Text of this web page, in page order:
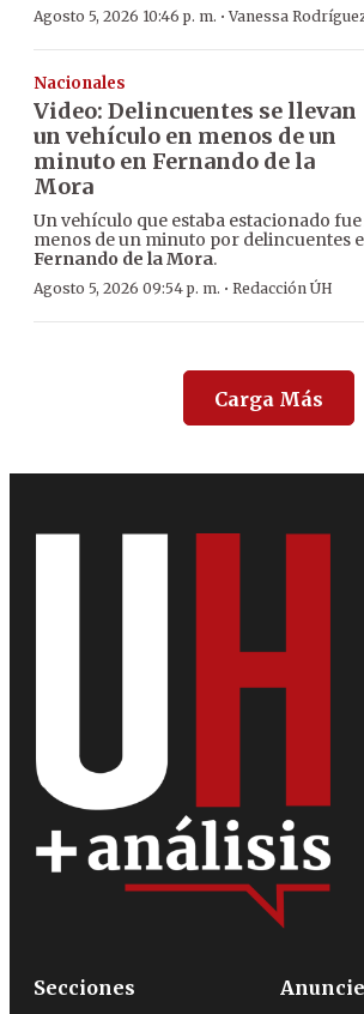
Agosto 5, 2026 10:46 p. m. ·Vanessa
Nacionales
Video: Delincuentes se llevan
un vehículo en menos de un
minuto en Fernando de la
Mora
Un vehículo que estaba estacionado
menos de un minuto por delincuentes
Fernando de la Mora.
Agosto 5, 2026 09:54 p. m. · Redacción ÚH
Carga Más
Secciones